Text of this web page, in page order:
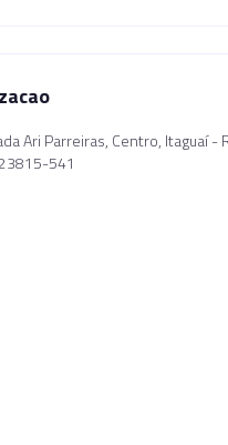
Ari Parreiras, Centro, Itaguaí -
541